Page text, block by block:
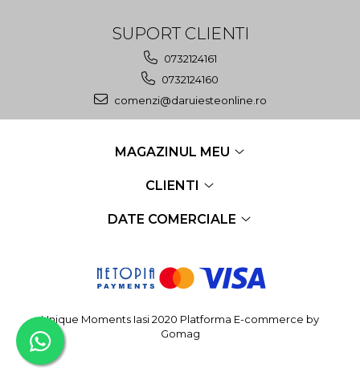
SUPORT CLIENTI
0732124161
0732124160
comenzi@daruiesteonline.ro
MAGAZINUL MEU
CLIENTI
DATE COMERCIALE
Unique Moments Iasi 2020 Platforma E-commerce by
Gomag